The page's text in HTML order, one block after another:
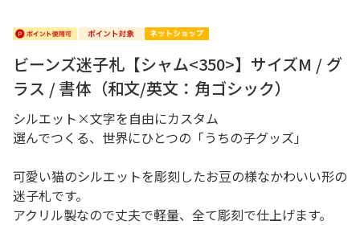
ビーンズ迷子札【シャム<350>】サイズM / グ
ラス / 書体（和文/英文：角ゴシック）
シルエット×文字を自由にカスタム
選んでつくる、世界にひとつの「うちの子グッズ」
可愛い猫のシルエットを彫刻したお豆の様なかわいい形の
迷子札です。
アクリル製なので丈夫で軽量、全て彫刻で仕上げます。